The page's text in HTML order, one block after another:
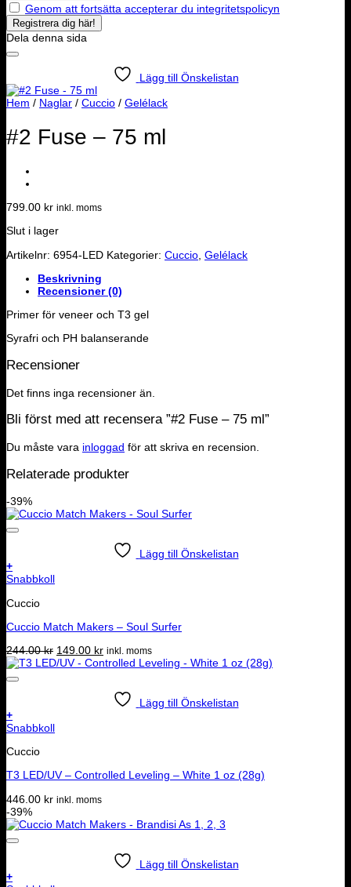
Genom att fortsätta accepterar du integritetspolicyn
Dela denna sida
Lägg till Önskelistan
Hem / Naglar / Cuccio / Gelélack
#2 Fuse – 75 ml
799.00 kr inkl. moms
Slut i lager
Artikelnr: 6954-LED Kategorier: Cuccio Gelélack
Beskrivning
Recensioner (0)
Primer för veneer och T3 gel
Syrafri och PH balanserande
Recensioner
Det finns inga recensioner än.
Bli först med att recensera ”#2 Fuse – 75 ml”
Du måste vara inloggad för att skriva en recension.
Relaterade produkter
-39%
Lägg till Önskelistan
+
Snabbkoll
Cuccio
Cuccio Match Makers – Soul Surfer
244.00kr Det
ursprungliga
149.00 krDet
nuvarande
149.00 kr.
inkl. moms
Lägg till Önskelistan
+
Snabbkoll
Cuccio
T3 LED/UV – Controlled Leveling – White 1 oz (28g)
446.00 kr inkl. moms
-39%
Lägg till Önskelistan
+